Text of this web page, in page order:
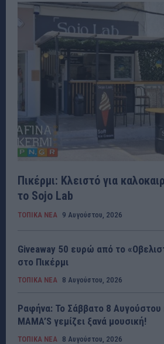
Πικέρμι: Κλειστό για
το Sojo Lab
ΤΟΠΙΚΑ ΝΕΑ 9 Αυγούστου, 2026
Giveaway 50 ευρώ από το
στο Πικέρμι
ΤΟΠΙΚΑ ΝΕΑ 8 Αυγούστου, 2026
Ραφήνα: Το Σάββατο 8 Αυγούστου
MAMA’S γεμίζει ξανά μουσική!
ΤΟΠΙΚΑ ΝΕΑ 8 Αυγούστου, 2026